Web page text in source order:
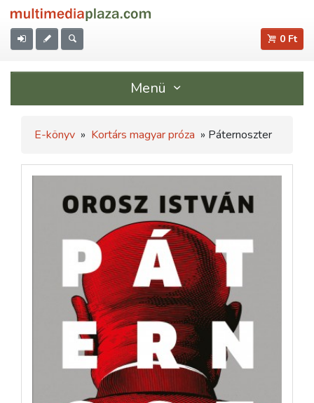
0 Ft
Menü
E-könyv » Kortárs magyar próza » Páternoszter